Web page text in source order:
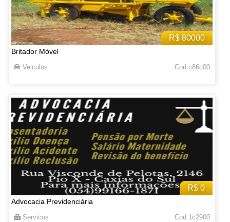
R$ 80000
Britador Móvel
Veiculos Cod c86c00
R$ 0
Advocacia Previdenciária
Servicos Cod 1c2900